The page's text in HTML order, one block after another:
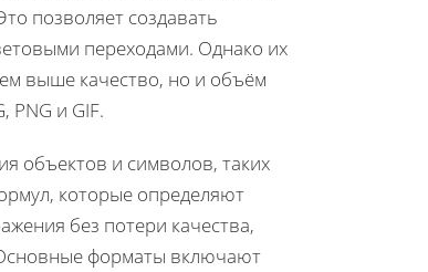
позволяет создавать
переходами. Однако их
выше качество, но и объём
PNG и GIF.
объектов и символов, таких
которые определяют
без потери качества,
Основные форматы включают